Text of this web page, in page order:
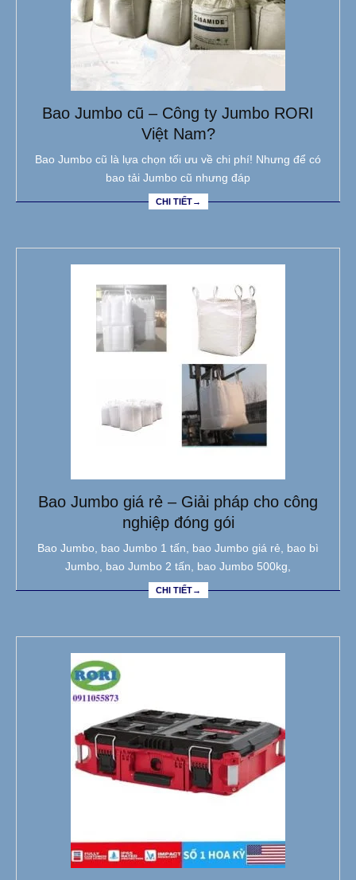
Bao Jumbo cũ – Công ty Jumbo RORI
Việt Nam?
Bao Jumbo cũ là lựa chọn tối ưu về chi phí! Nhưng để có
bao tải Jumbo cũ nhưng đáp
CHI TIẾT→
Bao Jumbo giá rẻ – Giải pháp cho công
nghiệp đóng gói
Bao Jumbo, bao Jumbo 1 tấn, bao Jumbo giá rẻ, bao bì
Jumbo, bao Jumbo 2 tấn, bao Jumbo 500kg,
CHI TIẾT→